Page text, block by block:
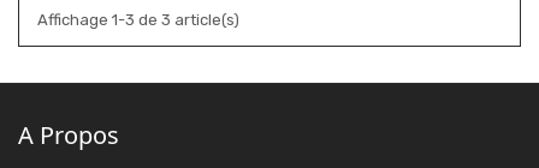
Affichage 1-3 de 3 article(s)
A Propos